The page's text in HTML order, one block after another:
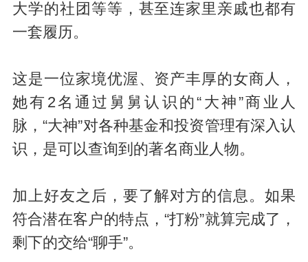
大学的社团等等，甚至连家里亲戚也都有
一套履历。
这是一位家境优渥、资产丰厚的女商人，
她有2名通过舅舅认识的“大神”商业人
脉，“大神”对各种基金和投资管理有深入认
识，是可以查询到的著名商业人物。
加上好友之后，要了解对方的信息。如果
符合潜在客户的特点，“打粉”就算完成了，
剩下的交给“聊手”。